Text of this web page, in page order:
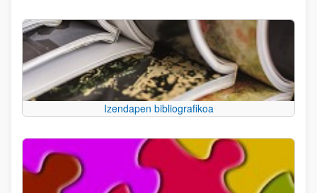
Izendapen bibliografikoa